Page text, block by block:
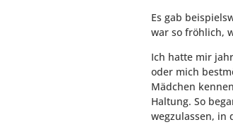
Es gab
war so fröhlich,
Ich hatte mir
oder mich
Mädchen
Haltung. So
wegzulassen, in